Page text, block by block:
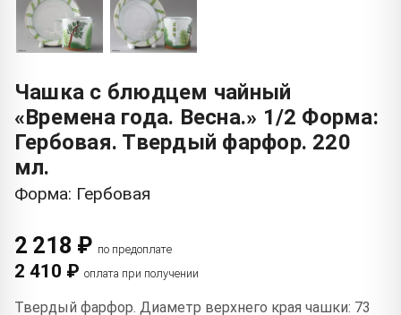
Чашка с блюдцем чайный
«Времена года. Весна.» 1/2 Форма:
Гербовая. Твердый фарфор. 220
мл.
Форма: Гербовая
2 218 ₽ по предоплате
2 410 ₽ оплата при получении
Твердый фарфор. Диаметр верхнего края чашки: 73